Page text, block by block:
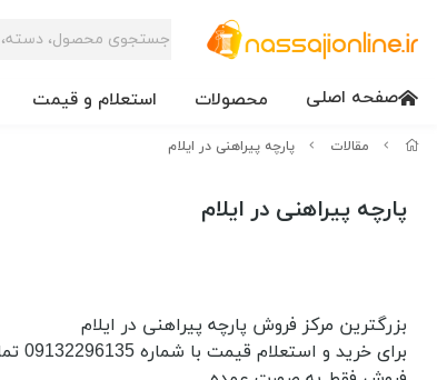
صفحه اصلی محصولات استعلام و قیمت
مقالات پارچه پیراهنی در ایلام
پارچه پیراهنی در ایلام
بزرگترین مرکز فروش پارچه پیراهنی در ایلام
برای خرید و استعلام قیمت با شماره 09132296135 تماس حاصل فرمایید